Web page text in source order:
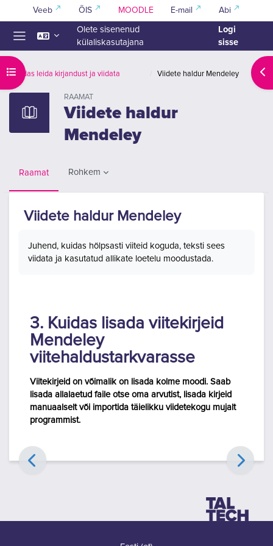
Jäta vahele peasisuni
Veeb ÕIS MOODLE E-mail Abi
Olete sisenenud
külaliskasutajana
Logi
sisse
Ava kursuse sisukord
Kuidas leida kirjandust ja viidata Viidete haldur Mendeley
RAAMAT
Viidete haldur
Mendeley
Raamat Rohkem
Viidete haldur Mendeley
Juhend, kuidas hõlpsasti viiteid koguda, teksti sees
viidata ja kasutatud allikate loetelu moodustada.
3. Kuidas lisada viitekirjeid
Mendeley
viitehaldustarkvarasse
Viitekirjeid on võimalik on lisada kolme moodi. Saab
lisada allalaetud faile otse oma arvutist, lisada kirjeid
manuaalselt või importida täielikku viidetekogu mujalt
programmist.